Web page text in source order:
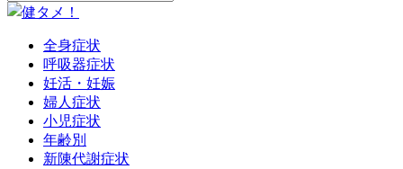
全身症状
呼吸器症状
妊活・妊娠
婦人症状
小児症状
年齢別
新陳代謝症状